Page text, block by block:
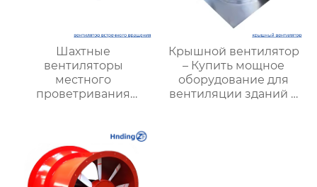
Шахтные
вентиляторы
местного
проветривания
и эффективность
Крышной вентилятор
– Купить мощное
оборудование для
вентиляции зданий и